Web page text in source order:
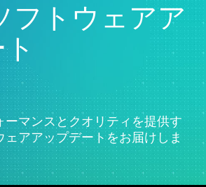
フトウェアア
ーマンスとクオリティを提供す
ェアアップデートをお届けしま